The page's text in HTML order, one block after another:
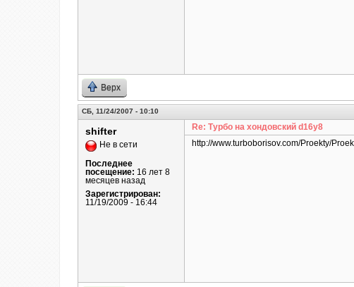
Верх
СБ, 11/24/2007 - 10:10
shifter
Не в сети
Последнее
посещение: 16 лет 8
месяцев назад
Зарегистрирован:
11/19/2009 - 16:44
Re: Турбо на хондовский d16y8
http://www.turboborisov.com/Proekty/